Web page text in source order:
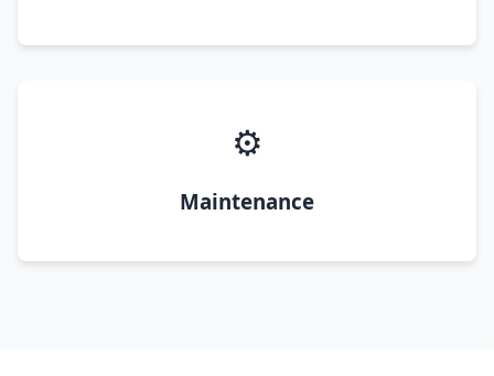
⚙️
Maintenance